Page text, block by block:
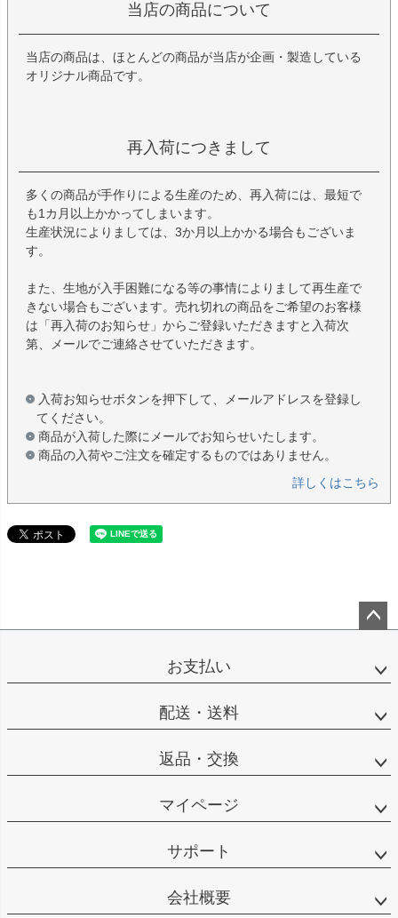
当店の商品について
当店の商品は、ほとんどの商品が当店が企画・製造している
オリジナル商品です。
再入荷につきまして
多くの商品が手作りによる生産のため、再入荷には、最短で
も1カ月以上かかってしまいます。
生産状況によりましては、3か月以上かかる場合もございま
す。
また、生地が入手困難になる等の事情によりまして再生産で
きない場合もございます。売れ切れの商品をご希望のお客様
は「再入荷のお知らせ」からご登録いただきますと入荷次
第、メールでご連絡させていただきます。
入荷お知らせボタンを押下して、メールアドレスを登録し
てください。
商品が入荷した際にメールでお知らせいたします。
商品の入荷やご注文を確定するものではありません。
詳しくはこちら
ップ
お支払い
配送・送料
返品・交換
マイページ
サポート
会社概要